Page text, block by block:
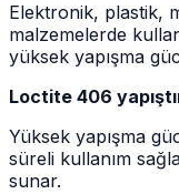
Elektronik, plastik,
malzemelerde
yüksek yapışma
Loctite 406
Yüksek yapışma
süreli kullanım
sunar.